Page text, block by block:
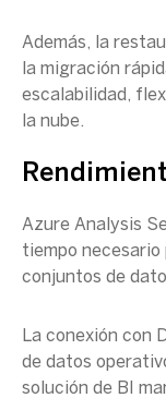
Además, la
la migración
escalabilidad,
la nube.
Azure Analysis
tiempo necesario
conjuntos de
La conexión con
de datos
solución de BI